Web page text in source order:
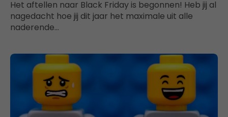
Het aftellen naar Black Friday is begonnen! Heb jij al
nagedacht hoe jij dit jaar het maximale uit alle
naderende…